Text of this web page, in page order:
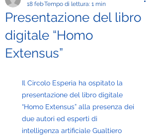
Presentazione del libro
digitale “Homo
Extensus”
18 febTempo di lettura: 1 min
Il Circolo Esperia ha ospitato la
presentazione del libro digitale
“Homo Extensus” alla presenza dei
due autori ed esperti di
intelligenza artificiale Gualtiero